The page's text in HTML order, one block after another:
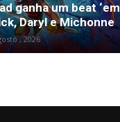
ganha um beat ‘em
Daryl e Michonne
, 2026